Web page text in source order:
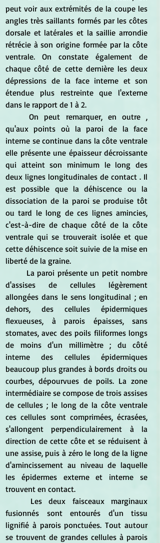
peut voir aux extrémités de la coupe les
angles très saillants formés par les côtes
dorsale et latérales et la saillie arrondie
rétrécie à son origine formée par la côte
ventrale. On constate également de
chaque côté de cette dernière les deux
dépressions de la face interne et son
étendue plus restreinte que l'externe
dans le rapport de 1 à 2.
	On peut remarquer, en outre ,
qu'aux points où la paroi de la face
interne se continue dans la côte ventrale
elle présente une épaisseur décroissante
qui atteint son minimum le long des
deux lignes longitudinales de contact . Il
est possible que la déhiscence ou la
dissociation de la paroi se produise tôt
ou tard le long de ces lignes amincies,
c'est-à-dire de chaque côté de la côte
ventrale qui se trouverait isolée et que
cette déhiscence soit suivie de la mise en
liberté de la graine.
d'assises de cellules légèrement
allongées dans le sens longitudinal ; en
dehors, des cellules épidermiques
flexueuses, à parois épaisses, sans
stomates, avec des poils filiformes longs
de moins d'un millimètre ; du côté
interne des cellules épidermiques
beaucoup plus grandes à bords droits ou
courbes, dépourvues de poils. La zone
intermédiaire se compose de trois assises
de cellules ; le long de la côte ventrale
ces cellules sont comprimées, écrasées,
s'allongent perpendiculairement à la
direction de cette côte et se réduisent à
une assise, puis à zéro le long de la ligne
d'amincissement au niveau de laquelle
les épidermes externe et interne se
trouvent en contact.
fusionnés sont entourés d'un tissu
lignifié à parois ponctuées. Tout autour
se trouvent de grandes cellules à parois